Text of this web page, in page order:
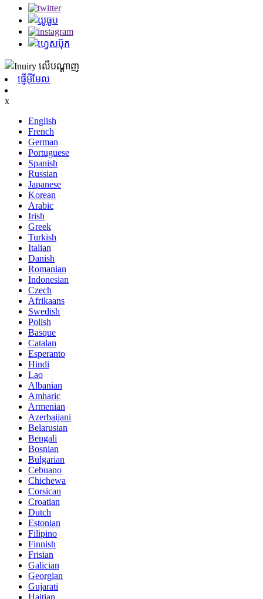
ផ្ញើអ៊ីមែល
x
English
French
German
Portuguese
Spanish
Russian
Japanese
Korean
Arabic
Irish
Greek
Turkish
Italian
Danish
Romanian
Indonesian
Czech
Afrikaans
Swedish
Polish
Basque
Catalan
Esperanto
Hindi
Lao
Albanian
Amharic
Armenian
Azerbaijani
Belarusian
Bengali
Bosnian
Bulgarian
Cebuano
Chichewa
Corsican
Croatian
Dutch
Estonian
Filipino
Finnish
Frisian
Galician
Georgian
Gujarati
Haitian